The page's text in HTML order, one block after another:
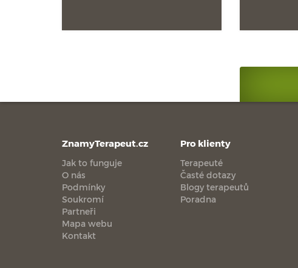
ZnamyTerapeut.cz
Jak to funguje
O nás
Podmínky
Soukromí
Partneři
Mapa webu
Kontakt
Pro klienty
Terapeuté
Časté dotazy
Blogy terapeutů
Poradna